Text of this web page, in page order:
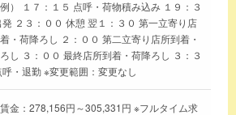
） １７：１５ 点呼・荷物積み込み １９：３
発 ２３：００ 休憩 翌１：３０ 第一立寄り店
・荷降ろし ２：００ 第二立寄り店所到着・
し ３：００ 最終店所到着・荷降ろし ３：３
呼・退勤 ※変更範囲：変更なし
金：278,156円～305,331円 ※フルタイム求